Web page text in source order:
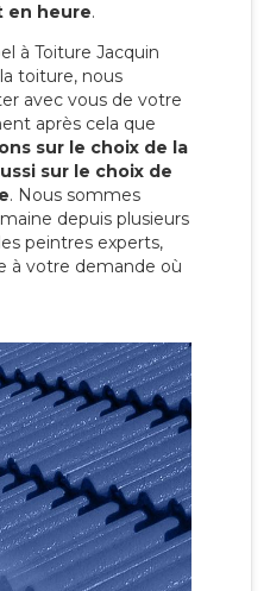
en heure.
à Toiture Jacquin
toiture, nous
avec vous de votre
après cela que
sur le choix de la
sur le choix de
. Nous sommes
depuis plusieurs
peintres experts,
à votre demande où